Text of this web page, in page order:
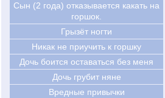
Сын (2 года) отказывается какать на
горшок.
Грызёт ногти
Никак не приучить к горшку
Дочь боится оставаться без меня
Дочь грубит няне
Вредные привычки